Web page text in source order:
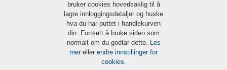
bruker cookies hovedsaklig til å
lagre innloggingsdetaljer og huske
hva du har puttet i handlekurven
din. Fortsett å bruke siden som
normalt om du godtar dette. Les
mer eller endre innstillinger for
cookies.